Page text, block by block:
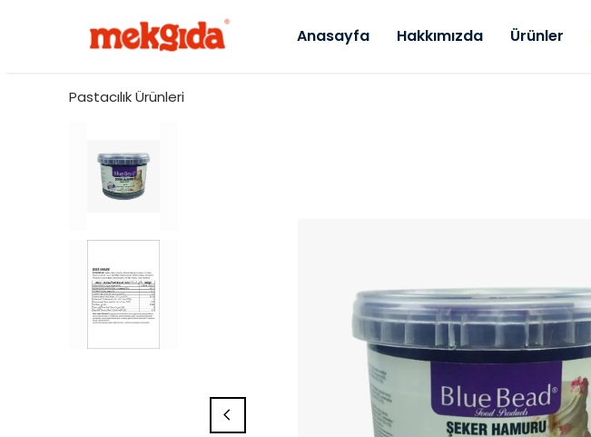
Anasayfa Hakkımızda Ürünler
Pastacılık Ürünleri